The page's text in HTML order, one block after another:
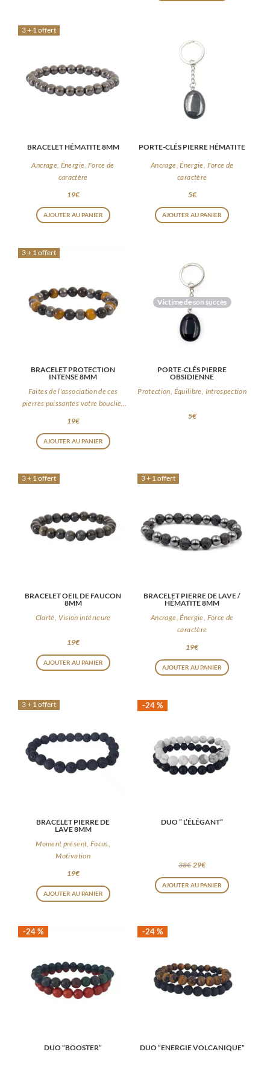
3 + 1 offert
BRACELET HÉMATITE 8MM
Ancrage, Énergie, Force de
caractère
19€
AJOUTER AU PANIER
PORTE-CLÉS PIERRE HÉMATITE
Ancrage, Énergie, Force de
caractère
5€
AJOUTER AU PANIER
3 + 1 offert
BRACELET PROTECTION
INTENSE 8MM
Faites de l'association de ces
pierres puissantes votre bouclier
19€
AJOUTER AU PANIER
Victime de son succès
PORTE-CLÉS PIERRE
OBSIDIENNE
Protection, Équilibre, Introspection
5€
3 + 1 offert
BRACELET OEIL DE FAUCON
8MM
Clarté, Vision intérieure
19€
AJOUTER AU PANIER
3 + 1 offert
BRACELET PIERRE DE LAVE /
HÉMATITE 8MM
Ancrage, Énergie, Force de
caractère
19€
AJOUTER AU PANIER
3 + 1 offert
BRACELET PIERRE DE
LAVE 8MM
Moment présent, Focus,
Motivation
19€
AJOUTER AU PANIER
-24 %
DUO ” L’ÉLÉGANT”
38€ Le
prix
initial
29€Le
prix
actuel
AJOUTER AU PANIER
-24 %
DUO “BOOSTER”
-24 %
DUO “ENERGIE VOLCANIQUE”